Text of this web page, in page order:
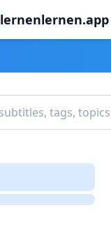
lernenlernen.app